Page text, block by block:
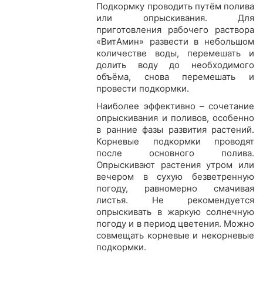
Подкормку проводить путём полива
или опрыскивания. Для
приготовления рабочего раствора
«ВитАмин» развести в небольшом
количестве воды, перемешать и
долить воду до необходимого
объёма, снова перемешать и
провести подкормки.
Наиболее эффективно – сочетание
опрыскивания и поливов, особенно
в ранние фазы развития растений.
Корневые подкормки проводят
после основного полива.
Опрыскивают растения утром или
вечером в сухую безветренную
погоду, равномерно смачивая
листья. Не рекомендуется
опрыскивать в жаркую солнечную
погоду и в период цветения. Можно
совмещать корневые и некорневые
подкормки.